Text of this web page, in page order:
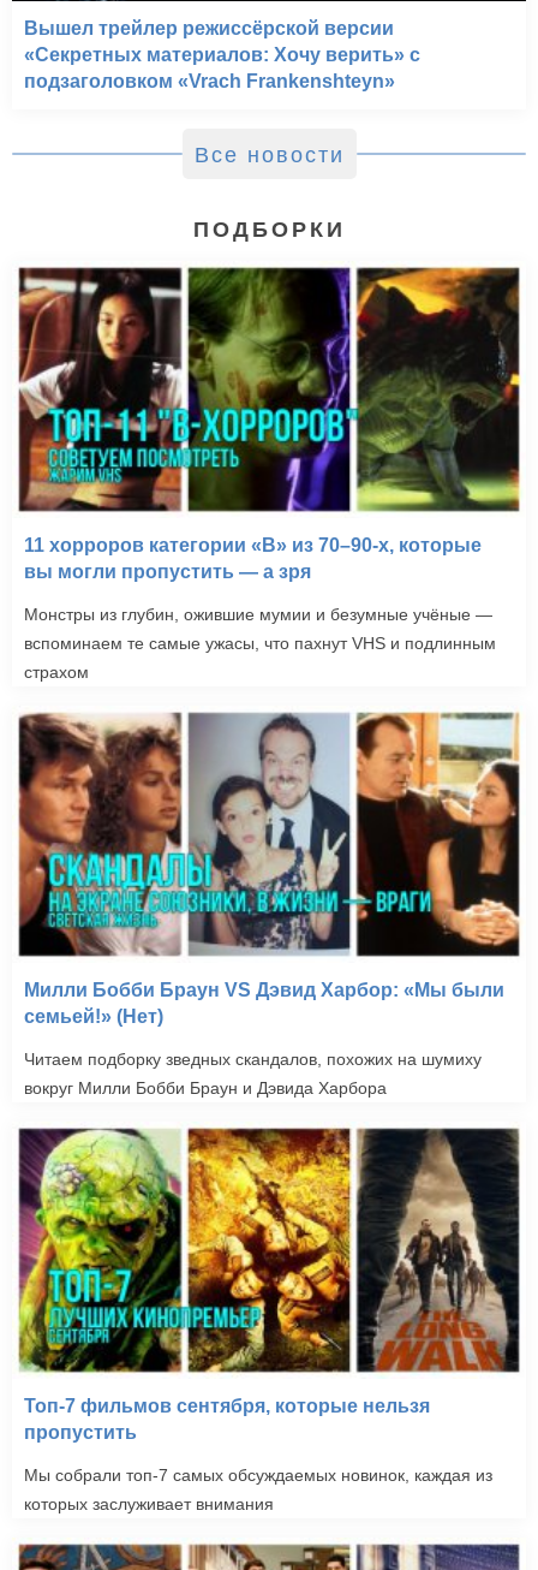
Вышел трейлер режиссёрской версии
«Секретных материалов: Хочу верить» с
подзаголовком «Vrach Frankenshteyn»
Все новости
ПОДБОРКИ
11 хорроров категории «B» из 70–90-х, которые
вы могли пропустить — а зря
Монстры из глубин, ожившие мумии и безумные учёные —
вспоминаем те самые ужасы, что пахнут VHS и подлинным
страхом
Милли Бобби Браун VS Дэвид Харбор: «Мы были
семьей!» (Нет)
Читаем подборку зведных скандалов, похожих на шумиху
вокруг Милли Бобби Браун и Дэвида Харбора
Топ-7 фильмов сентября, которые нельзя
пропустить
Мы собрали топ-7 самых обсуждаемых новинок, каждая из
которых заслуживает внимания